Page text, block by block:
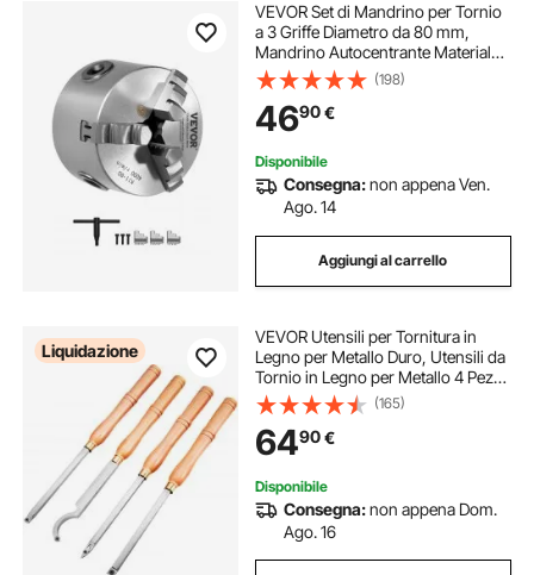
VEVOR Set di Mandrino per Tornio
a 3 Griffe Diametro da 80 mm,
Mandrino Autocentrante Materiale
Principale HT300 Intervallo di
Serraggio tra 2-63 mm con Viti di
Fissaggio per Tornio per Legno
Metallo
(198)
4690€
Disponibile
Consegna:non appena Ven.
Ago. 14
Aggiungi al carrello
Liquidazione
VEVOR Utensili per Tornitura in
Legno per Metallo Duro, Utensili da
Tornio in Legno per Metallo 4 Pezzi,
Sgorbie per Legno per tagliare
Scanalature a V, Creare Curve e
Insenature e Tagliare Linee
(165)
6490€
Disponibile
Consegna:non appena Dom.
Ago. 16